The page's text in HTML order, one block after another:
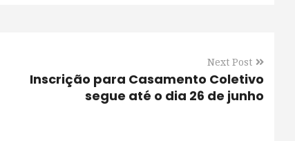
Next Post
Inscrição para Casamento Coletivo
segue até o dia 26 de junho